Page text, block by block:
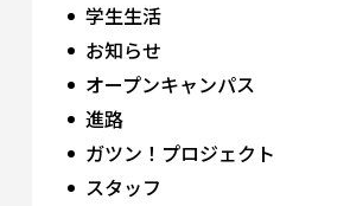
学生生活
お知らせ
オープンキャンパス
進路
ガツン！プロジェクト
スタッフ